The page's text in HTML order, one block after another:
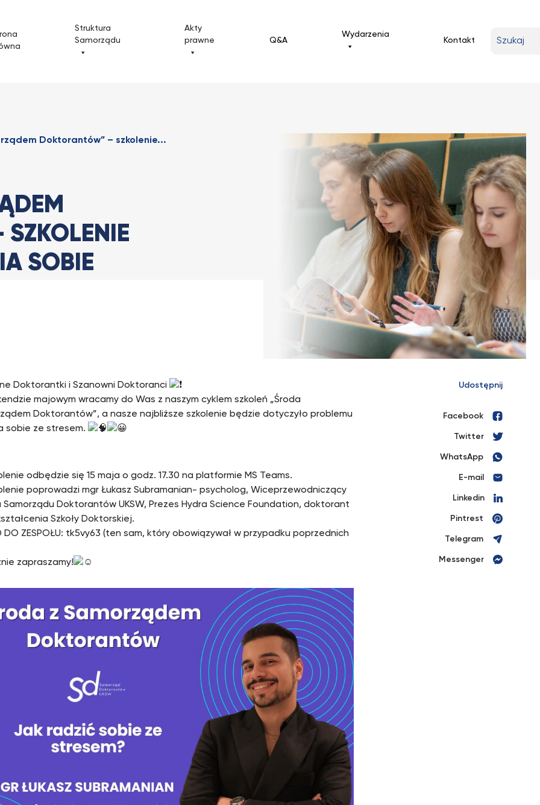
Struktura
Samorządu
Akty
prawne
Q&A
Wydarzenia
Kontakt
Doktorantów” – szkolenie...
SOBIE
Doktorantki i Szanowni Doktoranci
majowym wracamy do Was z naszym cyklem szkoleń „Środa
Doktorantów”, a nasze najbliższe szkolenie będzie dotyczyło problemu
sobie ze stresem.
odbędzie się 15 maja o godz. 17.30 na platformie MS Teams.
poprowadzi mgr Łukasz Subramanian- psycholog, Wiceprzewodniczący
Samorządu Doktorantów UKSW, Prezes Hydra Science Foundation, doktorant
Szkoły Doktorskiej.
DO ZESPOŁU: tk5vy63 (ten sam, który obowiązywał w przypadku poprzednich
zapraszamy!
Udostępnij
Facebook
Twitter
WhatsApp
E-mail
Linkedin
Pintrest
Telegram
Messenger